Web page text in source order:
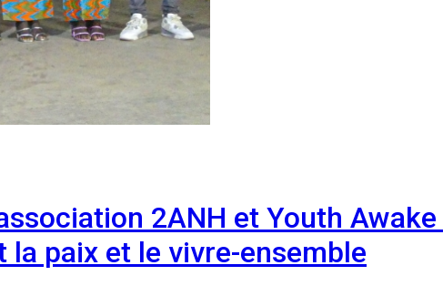
2ANH et Youth
paix et le vivre-ensemble